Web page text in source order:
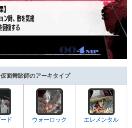
面舞踏師のアーキタイプ
ド ウォーロック エレメンタル